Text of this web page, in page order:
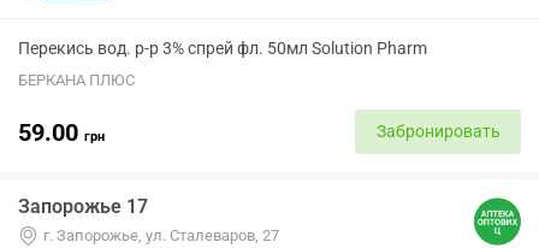
Перекись вод. р-р 3% спрей фл. 50мл Solution Pharm
БЕРКАНА ПЛЮС
59.00 грн Забронировать
Запорожье 17
г. Запорожье, ул. Сталеваров, 27